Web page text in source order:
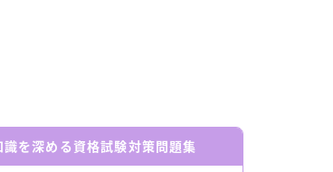
を深める資格試験対策問題集